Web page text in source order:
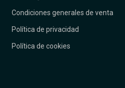
Condiciones generales de venta
Política de privacidad
Política de cookies